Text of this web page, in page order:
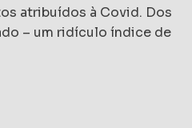
atribuídos à Covid. Dos
– um ridículo índice de